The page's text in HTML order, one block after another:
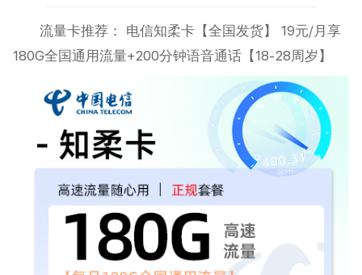
流量卡推荐： 电信知柔卡【全国发货】 19元/月享
180G全国通用流量+200分钟语音通话【18-28周岁】